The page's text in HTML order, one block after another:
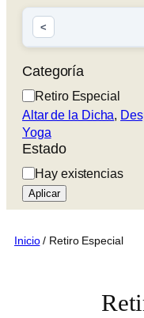
<
Categoría
Categoría
Retiro Especial
Altar de la Dicha,
Yoga
Estado
Estado
Hay existencias
Aplicar
Inicio/ Retiro Especial